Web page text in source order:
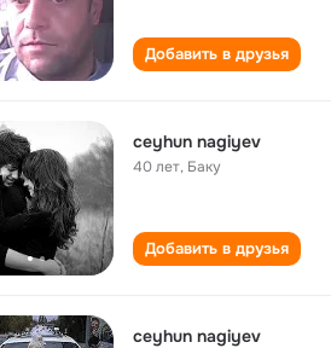
Добавить в друзья
ceyhun nagiyev
40 лет, Баку
Добавить в друзья
ceyhun nagiyev